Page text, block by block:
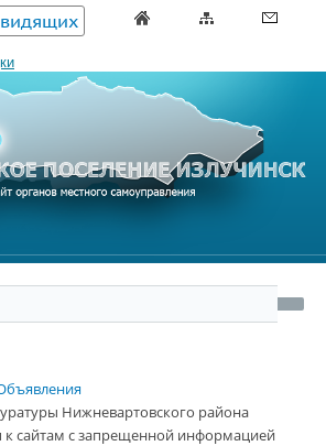
Нижневартовского района
к сайтам с запрещенной информацией